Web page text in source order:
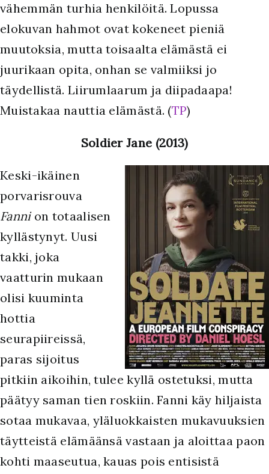
vähemmän turhia henkilöitä. Lopussa
elokuvan hahmot ovat kokeneet pieniä
muutoksia, mutta toisaalta elämästä ei
juurikaan opita, onhan se valmiiksi jo
täydellistä. Liirumlaarum ja diipadaapa!
Muistakaa nauttia elämästä. (TP)
Soldier Jane (2013)
Keski-ikäinen
porvarisrouva
Fannion totaalisen
kyllästynyt. Uusi
takki, joka
vaatturin mukaan
olisi kuuminta
hottia
seurapiireissä,
paras sijoitus
pitkiin aikoihin, tulee kyllä ostetuksi, mutta
päätyy saman tien roskiin. Fanni käy hiljaista
sotaa mukavaa, yläluokkaisten mukavuuksien
täytteistä elämäänsä vastaan ja aloittaa paon
kohti maaseutua, kauas pois entisistä